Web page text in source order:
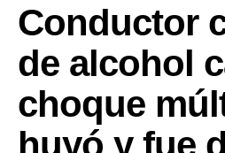
Conductor
de alcohol
choque
huyó y fue